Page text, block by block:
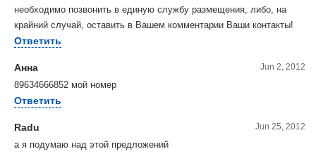
необходимо позвонить в единую службу размещения, либо, на
крайний случай, оставить в Вашем комментарии Ваши контакты!
Ответить
Анна Jun 2, 2012
89634666852 мой номер
Ответить
Radu Jun 25, 2012
а я подумаю над этой предложений